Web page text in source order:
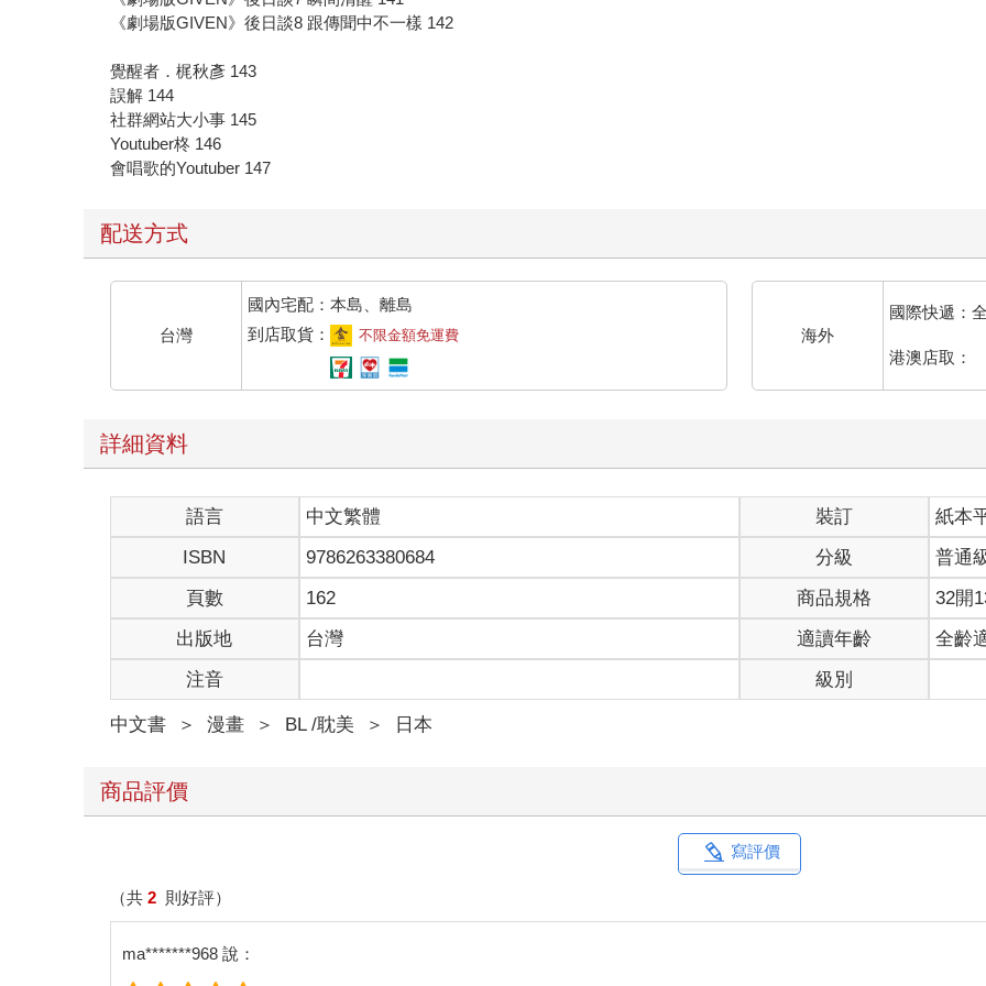
《劇場版GIVEN》後日談8 跟傳聞中不一樣 142
覺醒者．梶秋彥 143
誤解 144
社群網站大小事 145
Youtuber柊 146
會唱歌的Youtuber 147
配送方式
台灣
國內宅配：本島、離島
到店取貨：
不限金額免運費 海外
國際快遞：
港澳店取：
詳細資料
語言 中文繁體 裝訂
紙本
ISBN
9786263380684 分級
普通
頁數
162 商品規格
32開
出版地
台灣 適讀年齡
全齡
注音
級別
中文書 ＞ 漫畫 ＞ BL /耽美 ＞ 日本
商品評價
寫評價
（共 2 則好評）
ma*******968 說：